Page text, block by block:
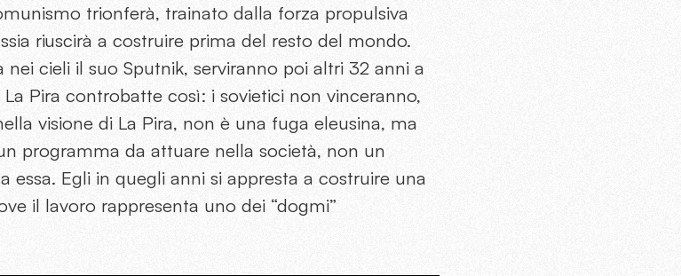
trionferà, trainato dalla forza propulsiva
riuscirà a costruire prima del resto del mondo.
nei cieli il suo Sputnik, serviranno poi altri 32 anni a
Pira controbatte così: i sovietici non vinceranno,
visione di La Pira, non è una fuga eleusina, ma
programma da attuare nella società, non un
essa. Egli in quegli anni si appresta a costruire una
il lavoro rappresenta uno dei “dogmi”